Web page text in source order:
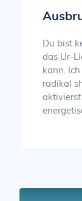
Du bist
das Ur-
kann.
radikal